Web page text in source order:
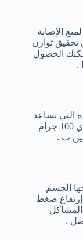
الإصابة
توازن
الحصول
.
التي تساعد
الجسم في أداء العديد من الوظائف الهامة . يحتوي 100 جرام
الجسم
إرتفاع ضغط
.